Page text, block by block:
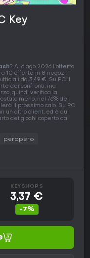
Key
? Al 6 ago 2026 l'offerta
10 offerte in 8 negozi.
da 3,49 €. Su PC il
dei confronti, ma
quindi verifica la
meno, nel 76% dei
il prossimo calo. Su PC
un altro client, ed è qui
dei giochi coperto da
peropero
KEYSHOPS
3,37 €
-7%